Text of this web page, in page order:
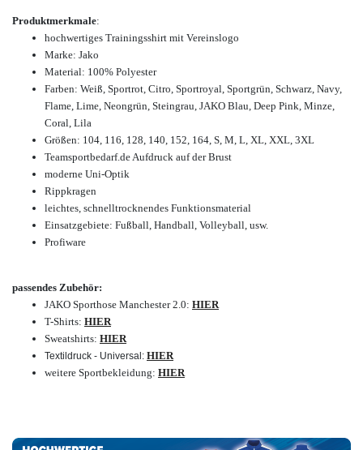
Produktmerkmale:
hochwertiges Trainingsshirt mit Vereinslogo
Marke: Jako
Material: 100% Polyester
Farben: Weiß, Sportrot, Citro, Sportroyal, Sportgrün, Schwarz, Navy,
Flame, Lime, Neongrün, Steingrau, JAKO Blau, Deep Pink, Minze,
Coral, Lila
Größen: 104, 116, 128, 140, 152, 164, S, M, L, XL, XXL, 3XL
Teamsportbedarf.de Aufdruck auf der Brust
moderne Uni-Optik
Rippkragen
leichtes, schnelltrocknendes Funktionsmaterial
Einsatzgebiete: Fußball, Handball, Volleyball, usw.
Profiware
passendes Zubehör:
JAKO Sporthose Manchester 2.0: HIER
T-Shirts: HIER
Sweatshirts: HIER
Textildruck - Universal: HIER
weitere Sportbekleidung: HIER